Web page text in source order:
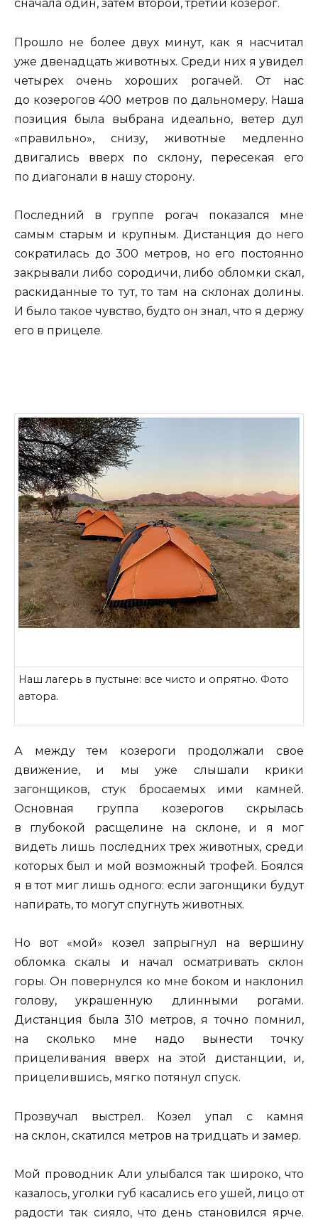
сначала один, затем второй, третий козерог.
Прошло не более двух минут, как я насчитал
уже двенадцать животных. Среди них я увидел
четырех очень хороших рогачей. От нас
до козерогов 400 метров по дальномеру. Наша
позиция была выбрана идеально, ветер дул
«правильно», снизу, животные медленно
двигались вверх по склону, пересекая его
по диагонали в нашу сторону.
Последний в группе рогач показался мне
самым старым и крупным. Дистанция до него
сократилась до 300 метров, но его постоянно
закрывали либо сородичи, либо обломки скал,
раскиданные то тут, то там на склонах долины.
И было такое чувство, будто он знал, что я держу
его в прицеле.
Наш лагерь в пустыне: все чисто и опрятно. Фото
автора.
А между тем козероги продолжали свое
движение, и мы уже слышали крики
загонщиков, стук бросаемых ими камней.
Основная группа козерогов скрылась
в глубокой расщелине на склоне, и я мог
видеть лишь последних трех животных, среди
которых был и мой возможный трофей. Боялся
я в тот миг лишь одного: если загонщики будут
напирать, то могут спугнуть животных.
Но вот «мой» козел запрыгнул на вершину
обломка скалы и начал осматривать склон
горы. Он повернулся ко мне боком и наклонил
голову, украшенную длинными рогами.
Дистанция была 310 метров, я точно помнил,
на сколько мне надо вынести точку
прицеливания вверх на этой дистанции, и,
прицелившись, мягко потянул спуск.
Прозвучал выстрел. Козел упал с камня
на склон, скатился метров на тридцать и замер.
Мой проводник Али улыбался так широко, что
казалось, уголки губ касались его ушей, лицо от
радости так сияло, что день становился ярче.